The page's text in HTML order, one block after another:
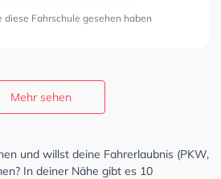
diese Fahrschule gesehen haben
Mehr sehen
und willst deine Fahrerlaubnis (PKW,
In deiner Nähe gibt es 10